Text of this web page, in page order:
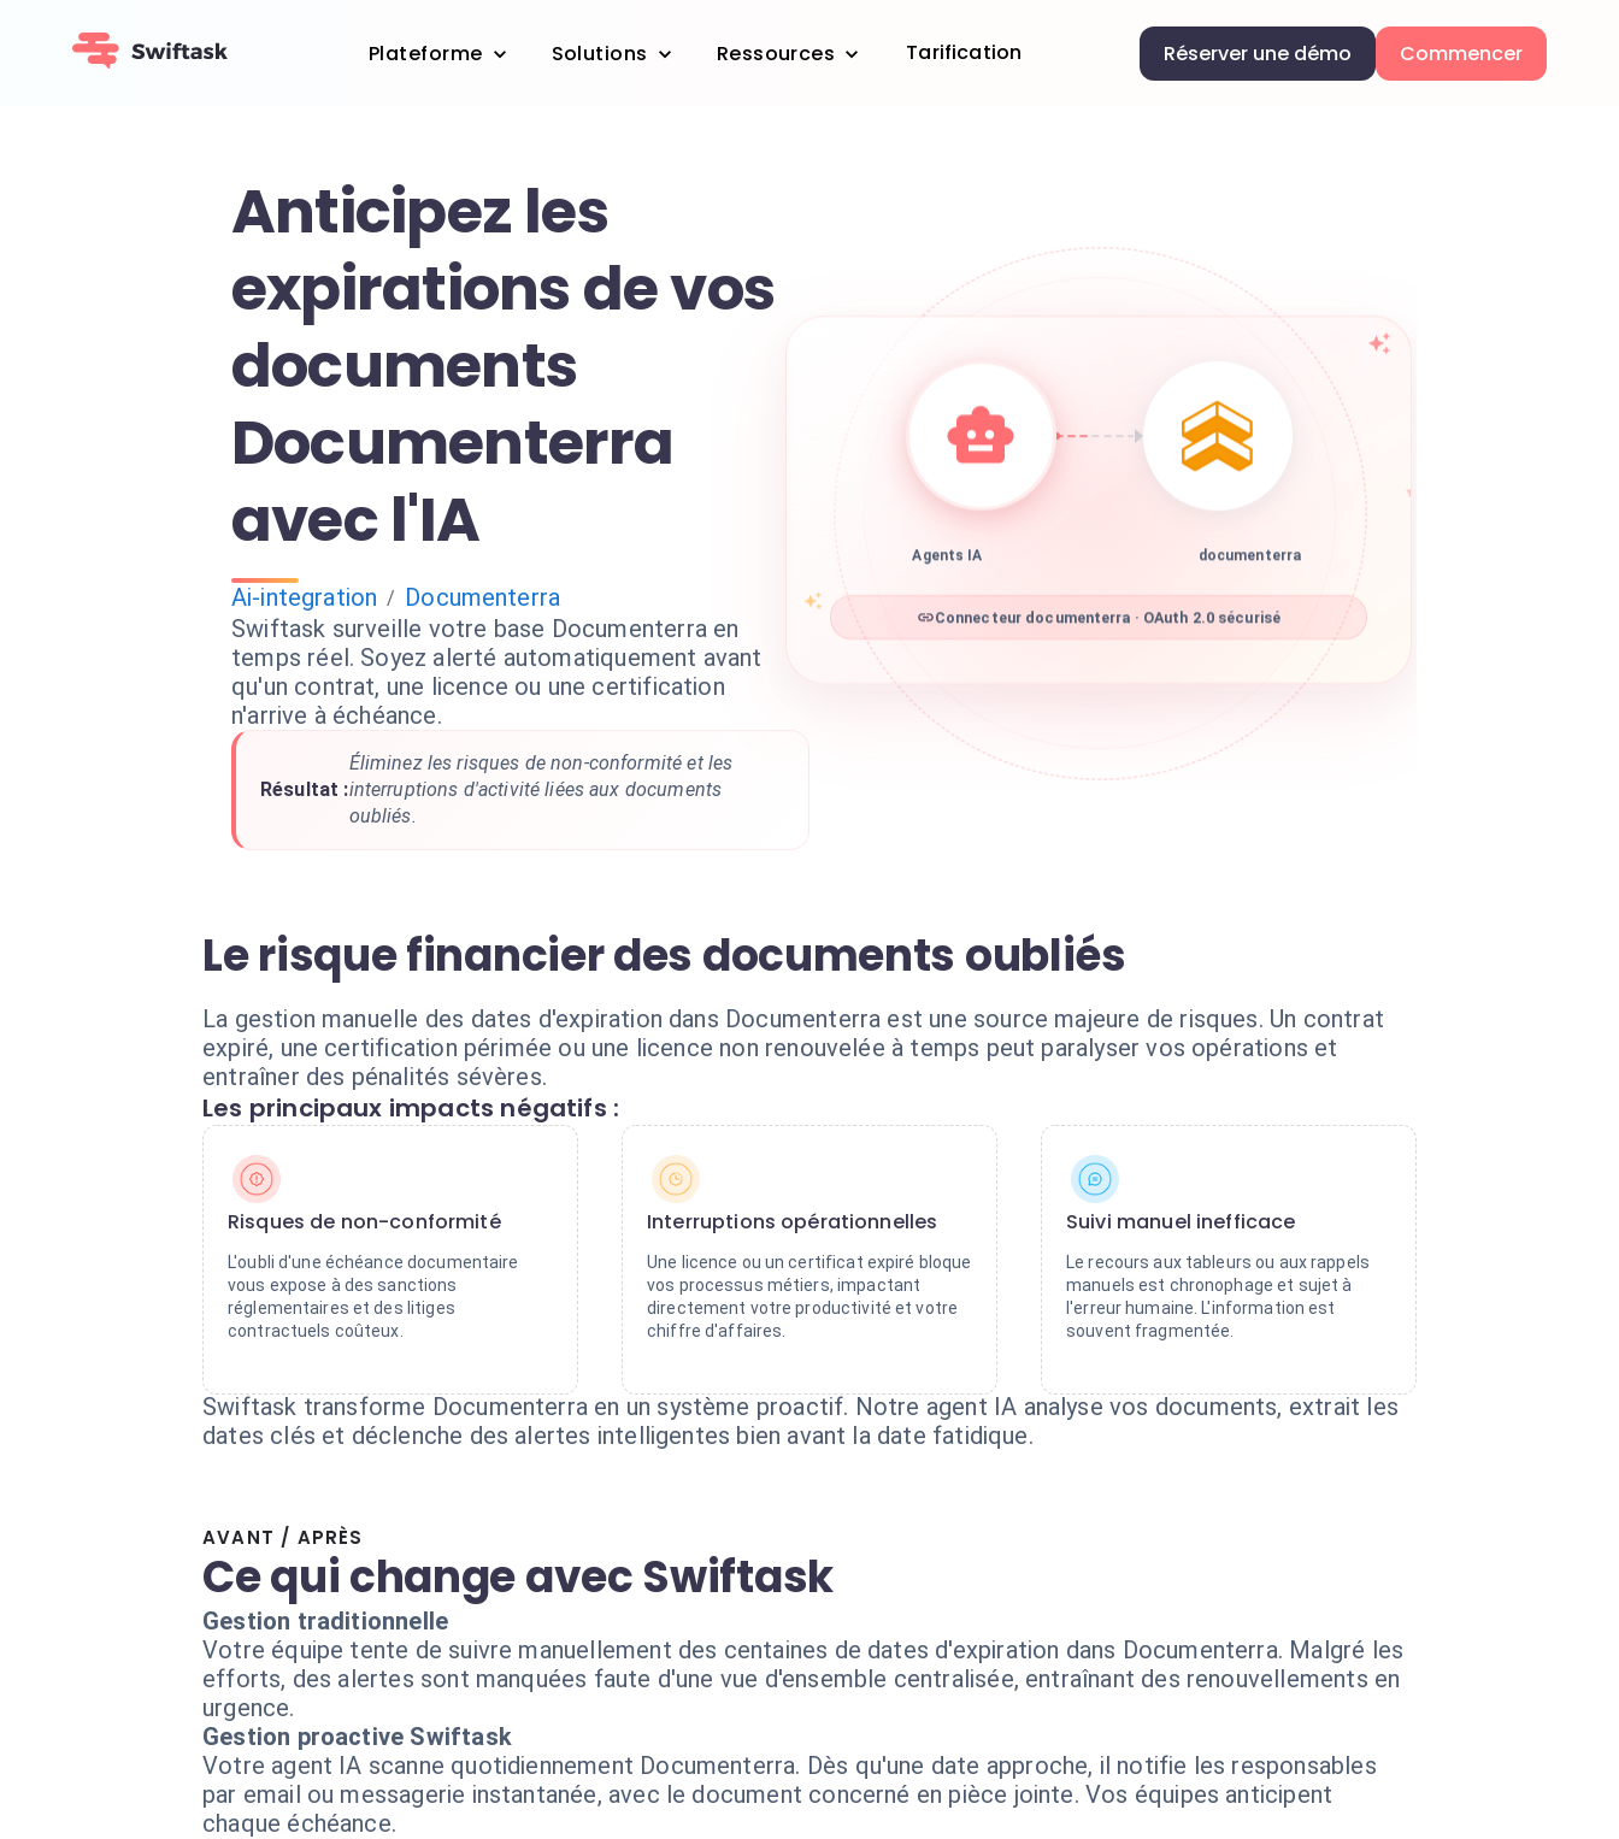
Plateforme Solutions Ressources Tarification Réserver une démo Commencer
Anticipez les
expirations de vos
documents
Documenterra
avec l'IA
Ai-integration / Documenterra
Swiftask surveille votre base Documenterra en
temps réel. Soyez alerté automatiquement avant
qu'un contrat, une licence ou une certification
n'arrive à échéance.
Résultat :
Éliminez les risques de non-conformité et les
interruptions d'activité liées aux documents
oubliés.
Agents IA documenterra
Connecteur documenterra · OAuth 2.0 sécurisé
Le risque financier des documents oubliés
La gestion manuelle des dates d'expiration dans Documenterra est une source majeure de risques. Un contrat
expiré, une certification périmée ou une licence non renouvelée à temps peut paralyser vos opérations et
entraîner des pénalités sévères.
Les principaux impacts négatifs :
Risques de non-conformité
L'oubli d'une échéance documentaire
vous expose à des sanctions
réglementaires et des litiges
contractuels coûteux.
Interruptions opérationnelles
Une licence ou un certificat expiré bloque
vos processus métiers, impactant
directement votre productivité et votre
chiffre d'affaires.
Suivi manuel inefficace
Le recours aux tableurs ou aux rappels
manuels est chronophage et sujet à
l'erreur humaine. L'information est
souvent fragmentée.
Swiftask transforme Documenterra en un système proactif. Notre agent IA analyse vos documents, extrait les
dates clés et déclenche des alertes intelligentes bien avant la date fatidique.
AVANT / APRÈS
Ce qui change avec Swiftask
Gestion traditionnelle
Votre équipe tente de suivre manuellement des centaines de dates d'expiration dans Documenterra. Malgré les
efforts, des alertes sont manquées faute d'une vue d'ensemble centralisée, entraînant des renouvellements en
urgence.
Gestion proactive Swiftask
Votre agent IA scanne quotidiennement Documenterra. Dès qu'une date approche, il notifie les responsables
par email ou messagerie instantanée, avec le document concerné en pièce jointe. Vos équipes anticipent
chaque échéance.